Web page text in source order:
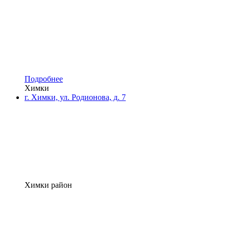
Подробнее
Химки
г. Химки, ул. Родионова, д. 7
Химки район